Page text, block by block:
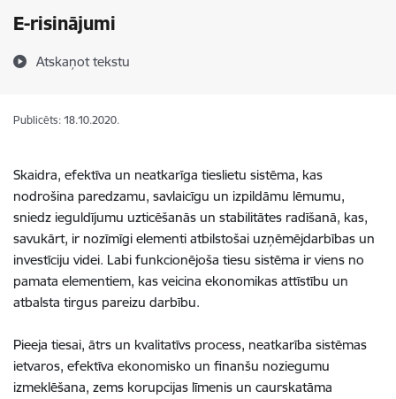
E-risinājumi
Atskaņot tekstu
Publicēts: 18.10.2020.
Skaidra, efektīva un neatkarīga tieslietu sistēma, kas
nodrošina paredzamu, savlaicīgu un izpildāmu lēmumu,
sniedz ieguldījumu uzticēšanās un stabilitātes radīšanā, kas,
savukārt, ir nozīmīgi elementi atbilstošai uzņēmējdarbības un
investīciju videi. Labi funkcionējoša tiesu sistēma ir viens no
pamata elementiem, kas veicina ekonomikas attīstību un
atbalsta tirgus pareizu darbību.
Pieeja tiesai, ātrs un kvalitatīvs process, neatkarība sistēmas
ietvaros, efektīva ekonomisko un finanšu noziegumu
izmeklēšana, zems korupcijas līmenis un caurskatāma